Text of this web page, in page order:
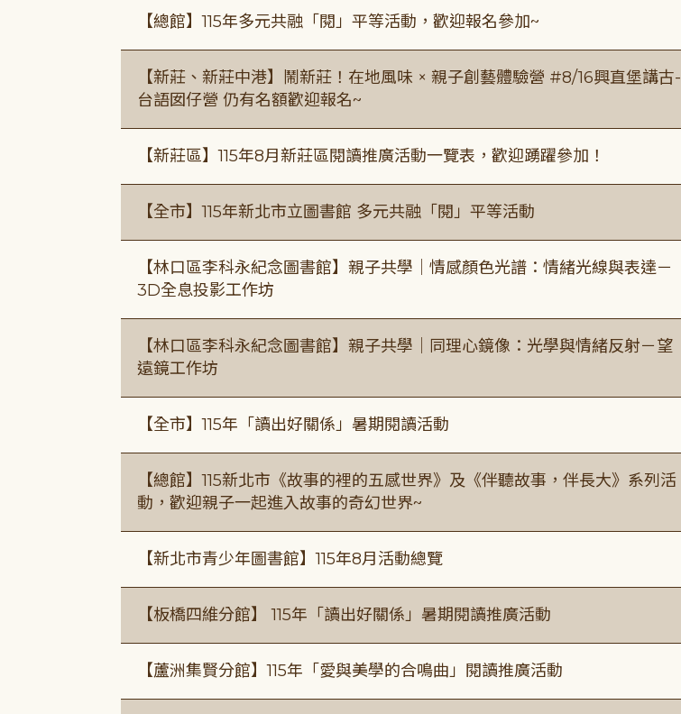
【總館】115年多元共融「閱」平等活動，歡迎報名參加~
【新莊、新莊中港】鬧新莊！在地風味 × 親子創藝體驗營 #8/16興直堡講古-
台語囡仔營 仍有名額歡迎報名~
【新莊區】115年8月新莊區閱讀推廣活動一覽表，歡迎踴躍參加！
【全市】115年新北市立圖書館 多元共融「閱」平等活動
【林口區李科永紀念圖書館】親子共學｜情感顏色光譜：情緒光線與表達－
3D全息投影工作坊
【林口區李科永紀念圖書館】親子共學｜同理心鏡像：光學與情緒反射－望
遠鏡工作坊
【全市】115年「讀出好關係」暑期閱讀活動
【總館】115新北市《故事的裡的五感世界》及《伴聽故事，伴長大》系列活
動，歡迎親子一起進入故事的奇幻世界~
【新北市青少年圖書館】115年8月活動總覽
【板橋四維分館】 115年「讀出好關係」暑期閱讀推廣活動
【蘆洲集賢分館】115年「愛與美學的合鳴曲」閱讀推廣活動